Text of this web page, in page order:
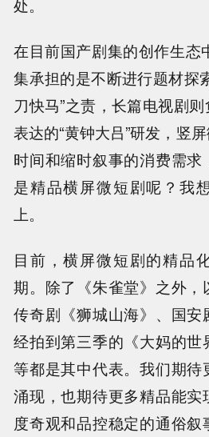
处。
在目前国产剧集的创作生态
集承担的是不断进行题材探
刀快马”之责，长篇电视剧
表达的“黄钟大吕”研发，竖
时间和缩时叙事的消费需
是精品横屏微短剧呢？我
上。
目前，横屏微短剧的精品
期。除了《朱雀堂》之外
传奇剧《狮城山海》、国
经拍到第三季的《大妈的世
等都是其中代表。我们期
涌现，也期待更多精品能
度奇观和品控稳定的通俗